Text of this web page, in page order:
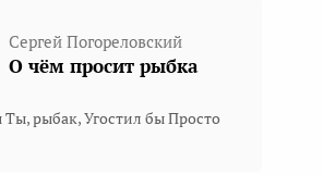
Сергей Погореловский
О чём просит рыбка
рыбак, Угостил бы Просто